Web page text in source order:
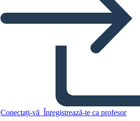
Conectați-vă Înregistrează-te ca profesor